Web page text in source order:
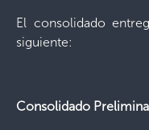
El consolidado
siguiente:
Consolidado